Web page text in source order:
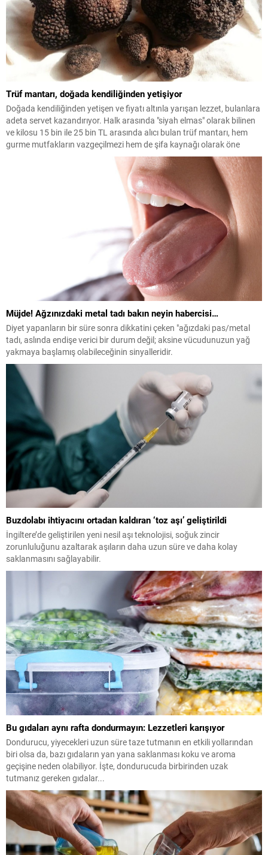
Trüf mantarı, doğada kendiliğinden yetişiyor
Doğada kendiliğinden yetişen ve fiyatı altınla yarışan lezzet, bulanlara
adeta servet kazandırıyor. Halk arasında "siyah elmas" olarak bilinen
ve kilosu 15 bin ile 25 bin TL arasında alıcı bulan trüf mantarı, hem
gurme mutfakların vazgeçilmezi hem de şifa kaynağı olarak öne
Müjde! Ağzınızdaki metal tadı bakın neyin habercisi…
Diyet yapanların bir süre sonra dikkatini çeken "ağızdaki pas/metal
tadı, aslında endişe verici bir durum değil; aksine vücudunuzun yağ
yakmaya başlamış olabileceğinin sinyalleridir.
Buzdolabı ihtiyacını ortadan kaldıran ‘toz aşı’ geliştirildi
İngiltere’de geliştirilen yeni nesil aşı teknolojisi, soğuk zincir
zorunluluğunu azaltarak aşıların daha uzun süre ve daha kolay
saklanmasını sağlayabilir.
Bu gıdaları aynı rafta dondurmayın: Lezzetleri karışıyor
Dondurucu, yiyecekleri uzun süre taze tutmanın en etkili yollarından
biri olsa da, bazı gıdaların yan yana saklanması koku ve aroma
geçişine neden olabiliyor. İşte, dondurucuda birbirinden uzak
tutmanız gereken gıdalar...